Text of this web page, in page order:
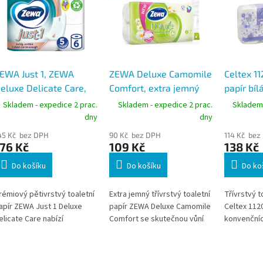
Just 1, ZEWA
Delicate Care,
extra jemný toaletní
6 ks, 13 m
Skladem - expedice 2 prac.
dny
Kč bez DPH
Kč
Do košíku
pětivrstvý toaletní
ZEWA Just 1 Deluxe
Care nabízí
ZEWA Deluxe Camomile
Comfort, extra jemný
toaletní papír, 3vrstvy,
Skladem - expedice 2 prac.
dny
90 Kč bez DPH
109 Kč
Do košíku
Extra jemný třívrstvý toaletní
papír ZEWA Deluxe Camomile
Comfort se skutečnou vůní
Celtex
papír
114 Kč bez
138 Kč
Do
Třívrstvý
Celtex